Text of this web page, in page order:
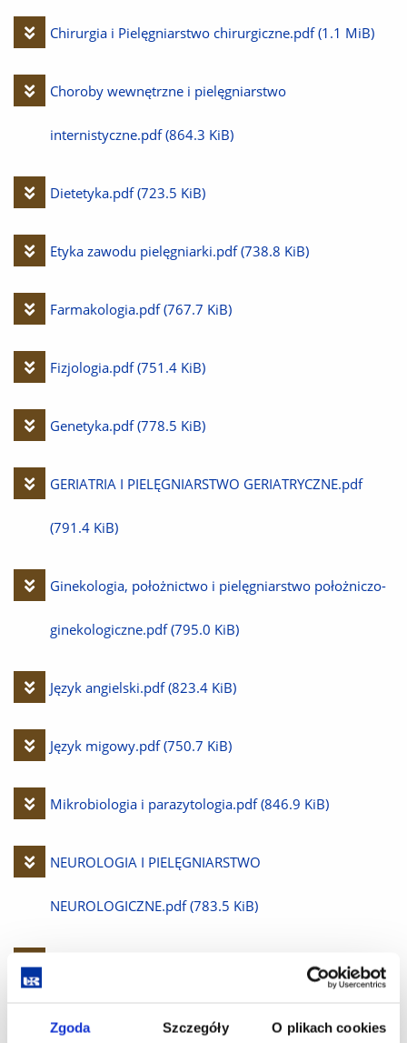
Zgoda Szczegóły O plikach cookies
Pobierz
Chirurgia i Pielęgniarstwo chirurgiczne.pdf (1.1 MiB)
Pobierz
plik
Choroby wewnętrzne i pielęgniarstwo
internistyczne.pdf (864.3 KiB)
Pobierz
Dietetyka.pdf (723.5 KiB)
Pobierz
Etyka zawodu pielęgniarki.pdf (738.8 KiB)
Pobierz
Farmakologia.pdf (767.7 KiB)
Pobierz
Fizjologia.pdf (751.4 KiB)
Pobierz
Genetyka.pdf (778.5 KiB)
Pobierz
plik
GERIATRIA I PIELĘGNIARSTWO GERIATRYCZNE.pdf
(791.4 KiB)
Pobierz
plik
Ginekologia, położnictwo i pielęgniarstwo położniczo-
ginekologiczne.pdf (795.0 KiB)
Pobierz
Język angielski.pdf (823.4 KiB)
Pobierz
Język migowy.pdf (750.7 KiB)
Pobierz
Mikrobiologia i parazytologia.pdf (846.9 KiB)
Pobierz
plik
NEUROLOGIA I PIELĘGNIARSTWO
NEUROLOGICZNE.pdf (783.5 KiB)
Pobierz
Organizacja pracy pielęgniarskiej.pdf (787.1 KiB)